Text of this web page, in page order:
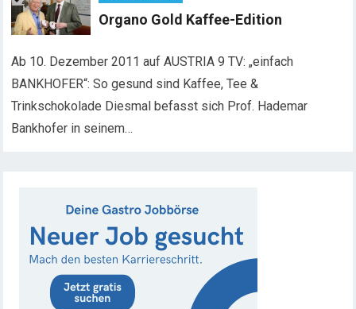
Organo Gold Kaffee-Edition
Ab 10. Dezember 2011 auf AUSTRIA 9 TV: „einfach
BANKHOFER“: So gesund sind Kaffee, Tee &
Trinkschokolade Diesmal befasst sich Prof. Hademar
Bankhofer in seinem…